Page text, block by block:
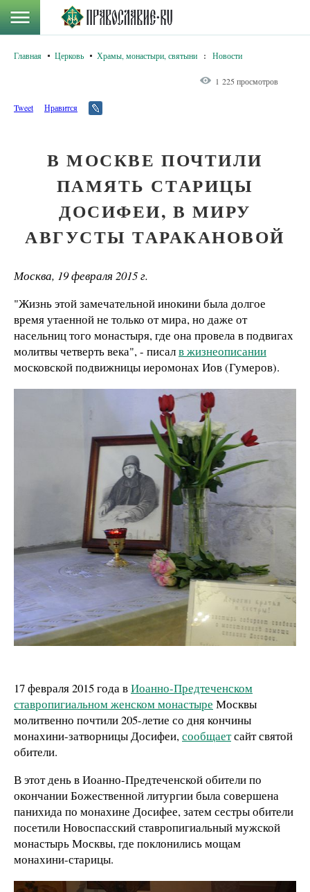
Главная Церковь Храмы, монастыри, святыни : Новости
1 225 просмотров
Tweet Нравится
В МОСКВЕ ПОЧТИЛИ
ПАМЯТЬ СТАРИЦЫ
ДОСИФЕИ, В МИРУ
АВГУСТЫ ТАРАКАНОВОЙ
Москва, 19 февраля 2015 г.
"Жизнь этой замечательной инокини была долгое
время утаенной не только от мира, но даже от
насельниц того монастыря, где она провела в подвигах
молитвы четверть века", - писалв жизнеописании
московской подвижницы иеромонах Иов (Гумеров).
17 февраля 2015 года вИоанно-Предтеченском
ставропигиальном женском монастыре Москвы
молитвенно почтили 205-летие со дня кончины
монахини-затворницы Досифеи,сообщаетсайт святой
обители.
В этот день в Иоанно-Предтеченской обители по
окончании Божественной литургии была совершена
панихида по монахине Досифее, затем сестры обители
посетили Новоспасский ставропигиальный мужской
монастырь Москвы, где поклонились мощам
монахини-старицы.